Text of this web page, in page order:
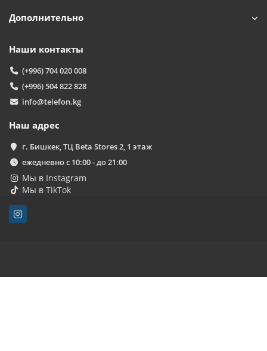
Дополнительно
Наши контакты
(+996) 704 020 008
(+996) 504 822 828
info@telefon.kg
Наш адрес
г. Бишкек, ТЦ Beta Stores 2, 1 этаж
ежедневно с 10:00 - до 21:00
Мы в Instagram
Мы в TikTok